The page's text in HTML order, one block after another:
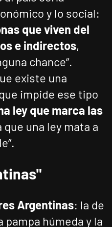
y lo social:
que viven del
e indirectos,
chance”.
existe una
impide ese tipo
ley que marca las
que una ley mata a
Argentinas: la de
pampa húmeda y la